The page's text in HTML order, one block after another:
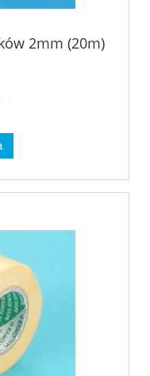
2mm (20m)